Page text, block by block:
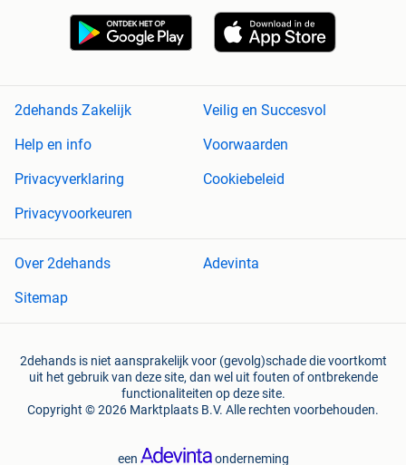
2dehands Zakelijk
Veilig en Succesvol
Help en info
Voorwaarden
Privacyverklaring
Cookiebeleid
Privacyvoorkeuren
Over 2dehands
Adevinta
Sitemap
2dehands is niet aansprakelijk voor (gevolg)schade die voortkomt
uit het gebruik van deze site, dan wel uit fouten of ontbrekende
functionaliteiten op deze site.
Copyright © 2026 Marktplaats B.V. Alle rechten voorbehouden.
een onderneming